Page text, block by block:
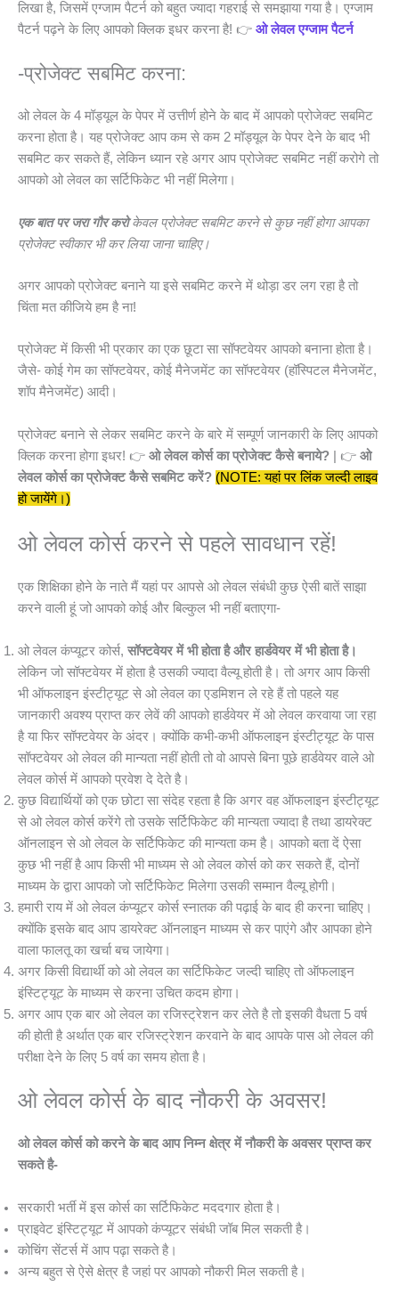
लिखा है, जिसमें एग्जाम पैटर्न को बहुत ज्यादा गहराई से समझाया गया है। एग्जाम
पैटर्न पढ़ने के लिए आपको क्लिक इधर करना है! 👉 ओ लेवल एग्जाम पैटर्न
-प्रोजेक्ट सबमिट करना:
ओ लेवल के 4 मॉड्यूल के पेपर में उत्तीर्ण होने के बाद में आपको प्रोजेक्ट सबमिट
करना होता है। यह प्रोजेक्ट आप कम से कम 2 मॉड्यूल के पेपर देने के बाद भी
सबमिट कर सकते हैं, लेकिन ध्यान रहे अगर आप प्रोजेक्ट सबमिट नहीं करोगे तो
आपको ओ लेवल का सर्टिफिकेट भी नहीं मिलेगा।
एक बात पर जरा गौर करोकेवल प्रोजेक्ट सबमिट करने से कुछ नहीं होगा आपका
प्रोजेक्ट स्वीकार भी कर लिया जाना चाहिए।
अगर आपको प्रोजेक्ट बनाने या इसे सबमिट करने में थोड़ा डर लग रहा है तो
चिंता मत कीजिये हम है ना!
प्रोजेक्ट में किसी भी प्रकार का एक छूटा सा सॉफ्टवेयर आपको बनाना होता है।
जैसे- कोई गेम का सॉफ्टवेयर, कोई मैनेजमेंट का सॉफ्टवेयर (हॉस्पिटल मैनेजमेंट,
शॉप मैनेजमेंट) आदी।
प्रोजेक्ट बनाने से लेकर सबमिट करने के बारे में सम्पूर्ण जानकारी के लिए आपको
क्लिक करना होगा इधर! 👉 ओ लेवल कोर्स का प्रोजेक्ट कैसे बनाये? | 👉 ओ
लेवल कोर्स का प्रोजेक्ट कैसे सबमिट करें? (NOTE: यहां पर लिंक जल्दी लाइव
हो जायेंगे।)
ओ लेवल कोर्स करने से पहले सावधान रहें!
एक शिक्षिका होने के नाते मैं यहां पर आपसे ओ लेवल संबंधी कुछ ऐसी बातें साझा
करने वाली हूं जो आपको कोई और बिल्कुल भी नहीं बताएगा-
ओ लेवल कंप्यूटर कोर्स, सॉफ्टवेयर में भी होता है और हार्डवेयर में भी होता है।
लेकिन जो सॉफ्टवेयर में होता है उसकी ज्यादा वैल्यू होती है। तो अगर आप किसी
भी ऑफलाइन इंस्टीट्यूट से ओ लेवल का एडमिशन ले रहे हैं तो पहले यह
जानकारी अवश्य प्राप्त कर लेवें की आपको हार्डवेयर में ओ लेवल करवाया जा रहा
है या फिर सॉफ्टवेयर के अंदर। क्योंकि कभी-कभी ऑफलाइन इंस्टीट्यूट के पास
सॉफ्टवेयर ओ लेवल की मान्यता नहीं होती तो वो आपसे बिना पूछे हार्डवेयर वाले ओ
लेवल कोर्स में आपको प्रवेश दे देते है।
कुछ विद्यार्थियों को एक छोटा सा संदेह रहता है कि अगर वह ऑफलाइन इंस्टीट्यूट
से ओ लेवल कोर्स करेंगे तो उसके सर्टिफिकेट की मान्यता ज्यादा है तथा डायरेक्ट
ऑनलाइन से ओ लेवल के सर्टिफिकेट की मान्यता कम है। आपको बता दें ऐसा
कुछ भी नहीं है आप किसी भी माध्यम से ओ लेवल कोर्स को कर सकते हैं, दोनों
माध्यम के द्वारा आपको जो सर्टिफिकेट मिलेगा उसकी सम्मान वैल्यू होगी।
हमारी राय में ओ लेवल कंप्यूटर कोर्स स्नातक की पढ़ाई के बाद ही करना चाहिए।
क्योंकि इसके बाद आप डायरेक्ट ऑनलाइन माध्यम से कर पाएंगे और आपका होने
वाला फालतू का खर्चा बच जायेगा।
अगर किसी विद्यार्थी को ओ लेवल का सर्टिफिकेट जल्दी चाहिए तो ऑफलाइन
इंस्टिट्यूट के माध्यम से करना उचित कदम होगा।
अगर आप एक बार ओ लेवल का रजिस्ट्रेशन कर लेते है तो इसकी वैधता 5 वर्ष
की होती है अर्थात एक बार रजिस्ट्रेशन करवाने के बाद आपके पास ओ लेवल की
परीक्षा देने के लिए 5 वर्ष का समय होता है।
ओ लेवल कोर्स के बाद नौकरी के अवसर!
ओ लेवल कोर्स को करने के बाद आप निम्न क्षेत्र में नौकरी के अवसर प्राप्त कर
सकते है-
सरकारी भर्ती में इस कोर्स का सर्टिफिकेट मददगार होता है।
प्राइवेट इंस्टिट्यूट में आपको कंप्यूटर संबंधी जॉब मिल सकती है।
कोचिंग सेंटर्स में आप पढ़ा सकते है।
अन्य बहुत से ऐसे क्षेत्र है जहां पर आपको नौकरी मिल सकती है।